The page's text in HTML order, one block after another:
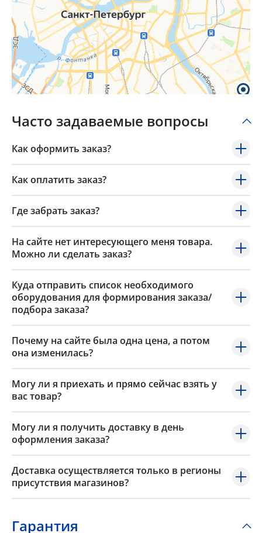
Часто задаваемые вопросы
Как оформить заказ?
Как оплатить заказ?
Где забрать заказ?
На сайте нет интересующего меня товара.
Можно ли сделать заказ?
Куда отправить список необходимого
оборудования для формирования заказа/
подбора заказа?
Почему на сайте была одна цена, а потом
она изменилась?
Могу ли я приехать и прямо сейчас взять у
вас товар?
Могу ли я получить доставку в день
оформления заказа?
Доставка осуществляется только в регионы
присутствия магазинов?
Гарантия